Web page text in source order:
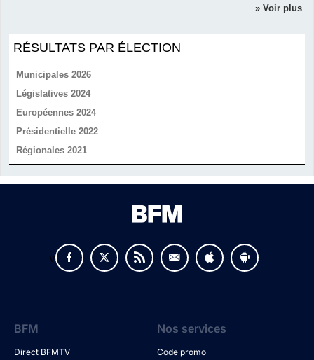
» Voir plus
RÉSULTATS PAR ÉLECTION
Municipales 2026
Législatives 2024
Européennes 2024
Présidentielle 2022
Régionales 2021
v
BFM
Direct BFMTV
Nos services
Code promo